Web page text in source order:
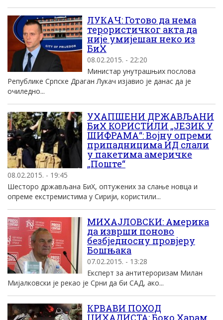
ЛУКАЧ: Готово да нема
терористичког акта да
није умијешан неко из
БиХ
08.02.2015. - 22:20
Министар унутрашњих послова
Републике Српске Драган Лукач изјавио је данас да је
очиледно...
УХАПШЕНИ ДРЖАВЉАНИ
БиХ КОРИСТИЛИ „ЈЕЗИК У
ШИФРАМА“: Војну опреми
припадницима ИД слали
у пакетима америчке
„Поште“
08.02.2015. - 19:45
Шесторо држављана БиХ, оптужених за слање новца и
опреме екстремистима у Сирији, користили...
МИХАЈЛОВСКИ: Америка
да изврши поново
безбједносну провјеру
Бошњака
07.02.2015. - 13:28
Експерт за антитероризам Милан
Мијалковски је рекао је Срни да би САД, ако...
КРВАВИ ПОХОД
ЏИХАДИСТА: Боко Харам